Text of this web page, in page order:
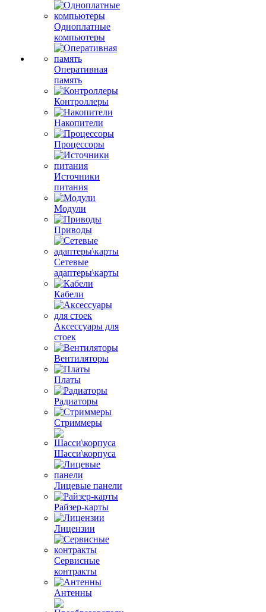
Одноплатные
компьютеры
Оперативная
память
Контроллеры
Накопители
Процессоры
Источники
питания
Модули
Приводы
Сетевые
адаптеры\карты
Кабели
Аксессуары для
стоек
Вентиляторы
Платы
Радиаторы
Стриммеры
Шасси\корпуса
Лицевые панели
Райзер-карты
Лицензии
Сервисные
контракты
Антенны